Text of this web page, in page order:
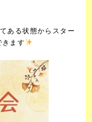
ある状態からスター
きます